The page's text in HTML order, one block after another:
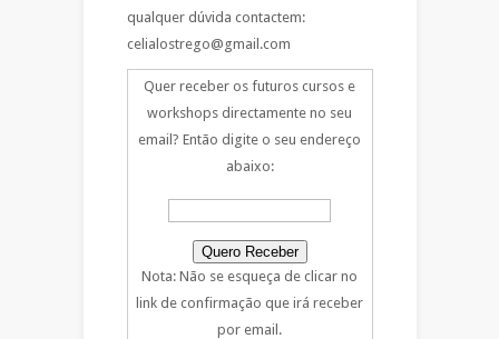
qualquer dúvida contactem:
celialostrego@gmail.com
Quer receber os futuros cursos e
workshops directamente no seu
email? Então digite o seu endereço
abaixo:
Nota: Não se esqueça de clicar no
link de confirmação que irá receber
por email.